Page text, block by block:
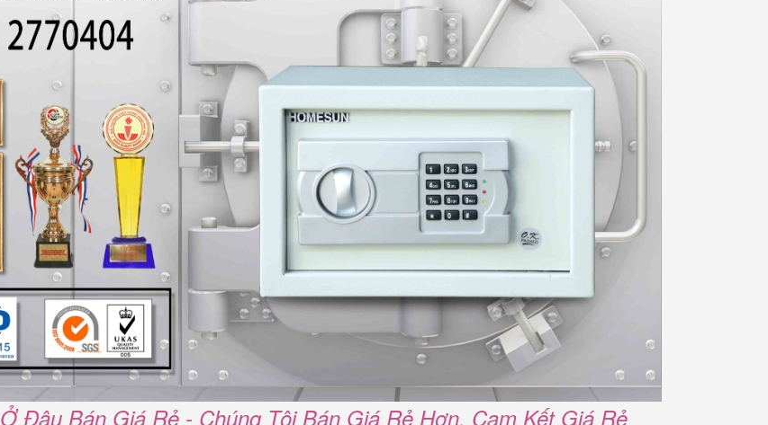
Ở Đâu Bán Giá Rẻ - Chúng Tôi Bán Giá Rẻ Hơn. Cam Kết Giá Rẻ